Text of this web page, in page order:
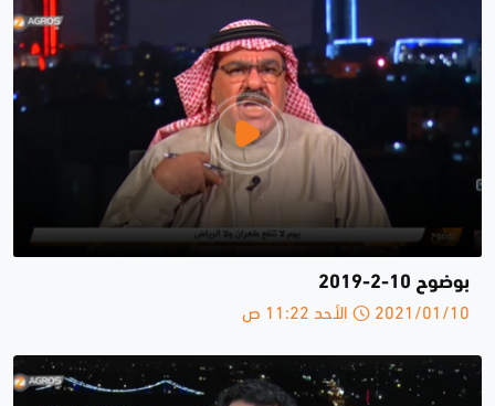
بوضوح 10-2-2019
2021/01/10 الأحد 11:22 ص